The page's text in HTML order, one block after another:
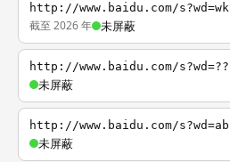
http://www.baidu.com/s?wd=wk
截至 2026 年 未屏蔽
http://www.baidu.com/s?wd=??
未屏蔽
http://www.baidu.com/s?wd=ab
未屏蔽